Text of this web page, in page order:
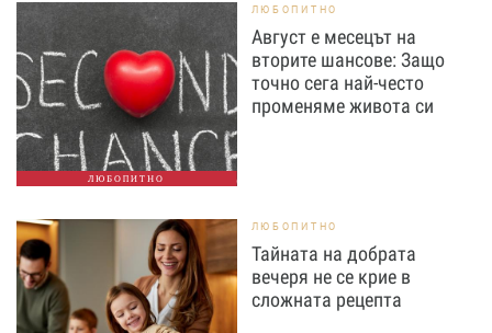
ЛЮБОПИТНО
ЛЮБОПИТНО
Август е месецът на
вторите шансове: Защо
точно сега най-често
променяме живота си
ЛЮБОПИТНО
Тайната на добрата
вечеря не се крие в
сложната рецепта